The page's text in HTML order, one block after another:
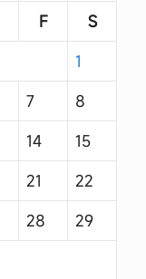
F
S
1
7
8
14
15
21
22
28
29